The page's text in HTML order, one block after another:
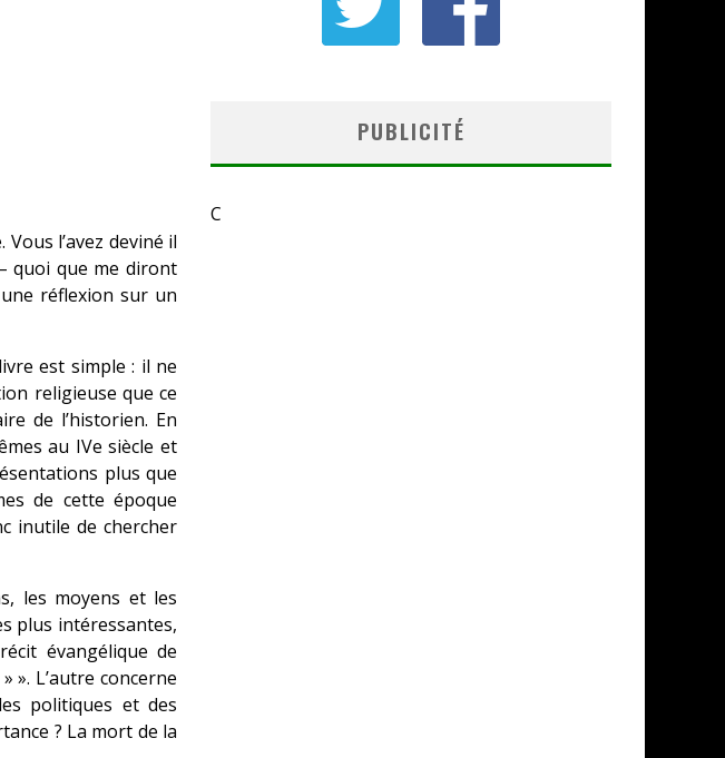
l’avez deviné il
quoi que me diront
réflexion sur un
est simple : il ne
religieuse que ce
de l’historien. En
au IVe siècle et
plus que
de cette époque
inutile de chercher
les moyens et les
plus intéressantes,
évangélique de
». L’autre concerne
politiques et des
? La mort de la
PUBLICITÉ
C